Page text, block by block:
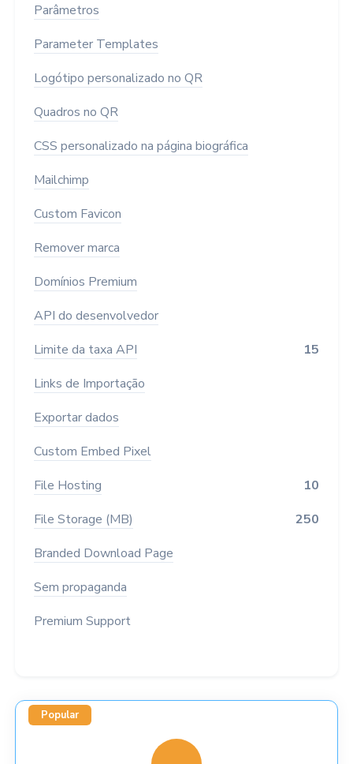
Parâmetros
Parameter Templates
Logótipo personalizado no QR
Quadros no QR
CSS personalizado na página biográfica
Mailchimp
Custom Favicon
Remover marca
Domínios Premium
API do desenvolvedor
Limite da taxa API
15
Links de Importação
Exportar dados
Custom Embed Pixel
File Hosting
10
File Storage (MB)
250
Branded Download Page
Sem propaganda
Premium Support
Popular